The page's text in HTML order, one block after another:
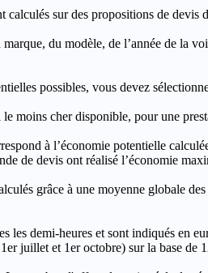
sur des propositions de
du modèle, de l’année de la
possibles, vous devez
cher disponible, pour une
à l’économie potentielle
de devis ont réalisé l’économie
grâce à une moyenne globale des
demi-heures et sont indiqués en
juillet et 1er octobre) sur la base de